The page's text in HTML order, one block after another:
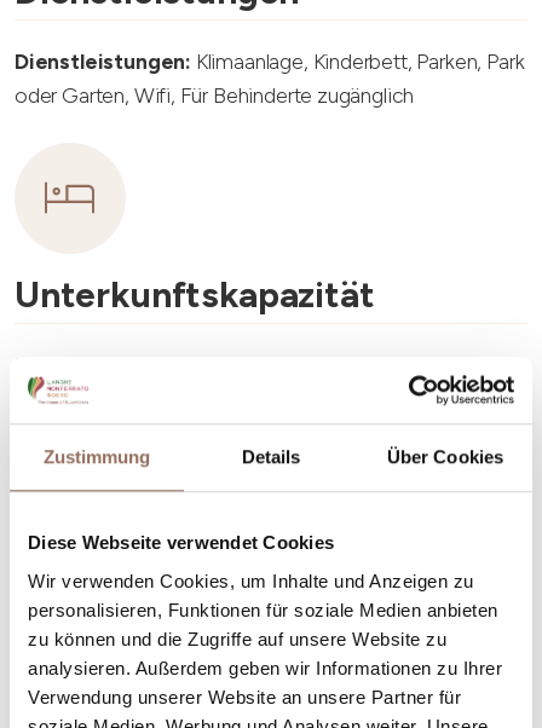
Zustimmung Details Über Cookies
Diese Webseite verwendet Cookies
Wir verwenden Cookies, um Inhalte und Anzeigen zu
personalisieren, Funktionen für soziale Medien anbieten
zu können und die Zugriffe auf unsere Website zu
analysieren. Außerdem geben wir Informationen zu Ihrer
Verwendung unserer Website an unsere Partner für
Dienstleistungen: Klimaanlage, Kinderbett, Parken, Park
oder Garten, Wifi, Für Behinderte zugänglich
Unterkunftskapazität
Anzahl Wohnungen:
Anzahl Badezimmer:
Beds number:8
Dein Urlaub